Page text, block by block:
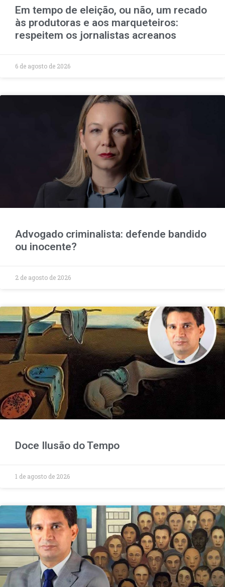
Em tempo de eleição, ou não, um recado
às produtoras e aos marqueteiros:
respeitem os jornalistas acreanos
6 de agosto de 2026
Advogado criminalista: defende bandido
ou inocente?
2 de agosto de 2026
Doce Ilusão do Tempo
1 de agosto de 2026